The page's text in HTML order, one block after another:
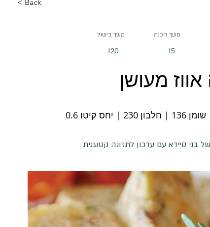
< Back
משך בישול
120
משך הכנה
15
מעושן
בני סיידא עם עדכון לתזונה קטוגנית